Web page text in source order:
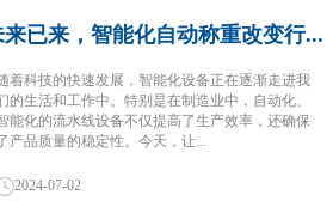
来已来，智能化自动称重改变行...
着科技的快速发展，智能化设备正在逐渐走进我
的生活和工作中。特别是在制造业中，自动化、
能化的流水线设备不仅提高了生产效率，还确保
产品质量的稳定性。今天，让...
2024-07-02